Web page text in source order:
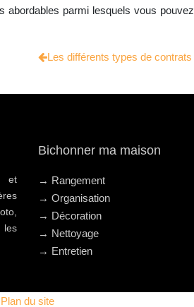
parmi lesquels vous
Les différents types de
et
Bichonner ma maison
→ Rangement
→ Organisation
→ Décoration
→ Nettoyage
→ Entretien
Plan du site